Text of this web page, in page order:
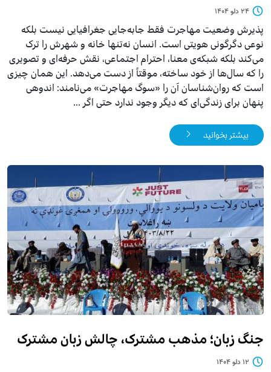
۲۴ دلو ۱۴۰۴
پذیرش وضعیت مهاجرت فقط جابه‌جایی جغرافیایی نیست بلکه
نوعی دگرگونی هویتی است. انسان نه‌تنها خانه و شهرش را ترک
می‌کند بلکه شبکه‌ی معنا، احترام اجتماعی، نقش حرفه‌ای و تصویری
را که سال‌ها از خود ساخته، موقتاً از دست می‌دهد. این همان چیزی
است که روان‌شناسان آن را «سوگ مهاجرت» می‌نامند: اندوهی
پنهان برای زندگی‌ای که دیگر وجود ندارد حتی اگر ...
بیشتر بخوانید
جنگ زبان؛ مذهب مشترک، چالش زبان مشترک
۱۲ دلو ۱۴۰۴